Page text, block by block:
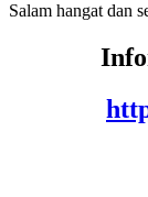
Salam hangat dan